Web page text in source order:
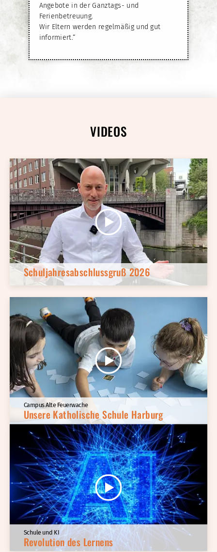
Angebote in der Ganztags- und
Ferienbetreuung.
Wir Eltern werden regelmäßig und gut
informiert.“
VIDEOS
Schuljahresabschlussgruß 2026
Campus Alte Feuerwache
Unsere Katholische Schule Harburg
Schule und KI
Revolution des Lernens